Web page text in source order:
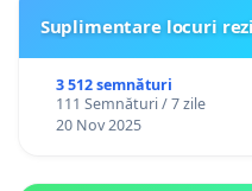
Suplimentare locuri
3 512 semnături
111 Semnături / 7 zile
20 Nov 2025